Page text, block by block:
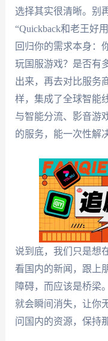
选择其实很清晰。别
“Quickback和老王好
回归你的需求本身：
玩国服游戏？是否有
出来，再去对比服务
样，集成了全球智能
与智能分流、影音游
的服务，能一次性解
说到底，我们只是想
看国内的新闻，跟上
障碍，而应该是桥梁
就会瞬间消失，让你
问国内的资源，保持